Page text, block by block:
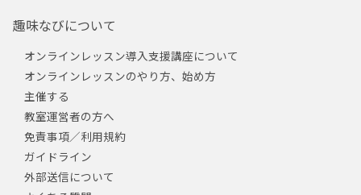
趣味なびについて
オンラインレッスン導入支援講座について
オンラインレッスンのやり方、始め方
主催する
教室運営者の方へ
免責事項／利用規約
ガイドライン
外部送信について